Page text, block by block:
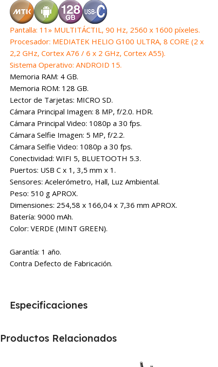
Pantalla: 11» MULTITÁCTIL, 90 Hz, 2560 x 1600 píxeles.
Procesador: MEDIATEK HELIO G100 ULTRA, 8 CORE (2 x
2,2 GHz, Cortex A76 / 6 x 2 GHz, Cortex A55).
Sistema Operativo: ANDROID 15.
Memoria RAM: 4 GB.
Memoria ROM: 128 GB.
Lector de Tarjetas: MICRO SD.
Cámara Principal Imagen: 8 MP, f/2.0. HDR.
Cámara Principal Video: 1080p a 30 fps.
Cámara Selfie Imagen: 5 MP, f/2.2.
Cámara Selfie Video: 1080p a 30 fps.
Conectividad: WIFI 5, BLUETOOTH 5.3.
Puertos: USB C x 1, 3,5 mm x 1.
Sensores: Acelerómetro, Hall, Luz Ambiental.
Peso: 510 g APROX.
Dimensiones: 254,58 x 166,04 x 7,36 mm APROX.
Batería: 9000 mAh.
Color: VERDE (MINT GREEN).
Garantía: 1 año.
Contra Defecto de Fabricación.
Especificaciones
Productos Relacionados